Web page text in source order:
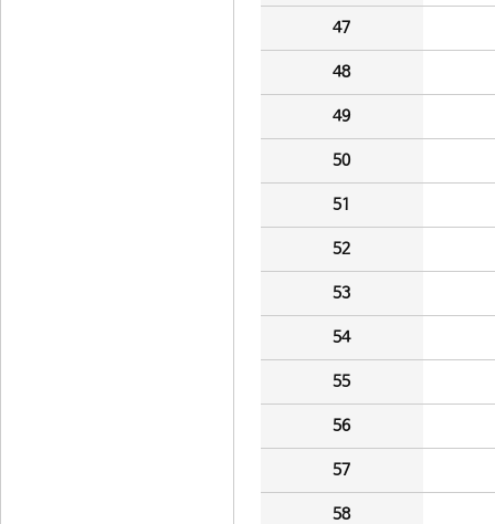
47
48
49
50
51
52
53
54
55
56
57
58